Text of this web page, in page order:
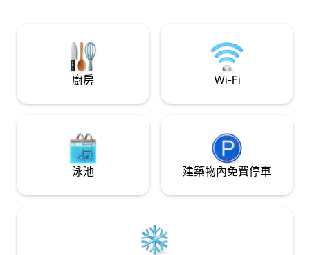
廚房 Wi-Fi
泳池 建築物內免費停車